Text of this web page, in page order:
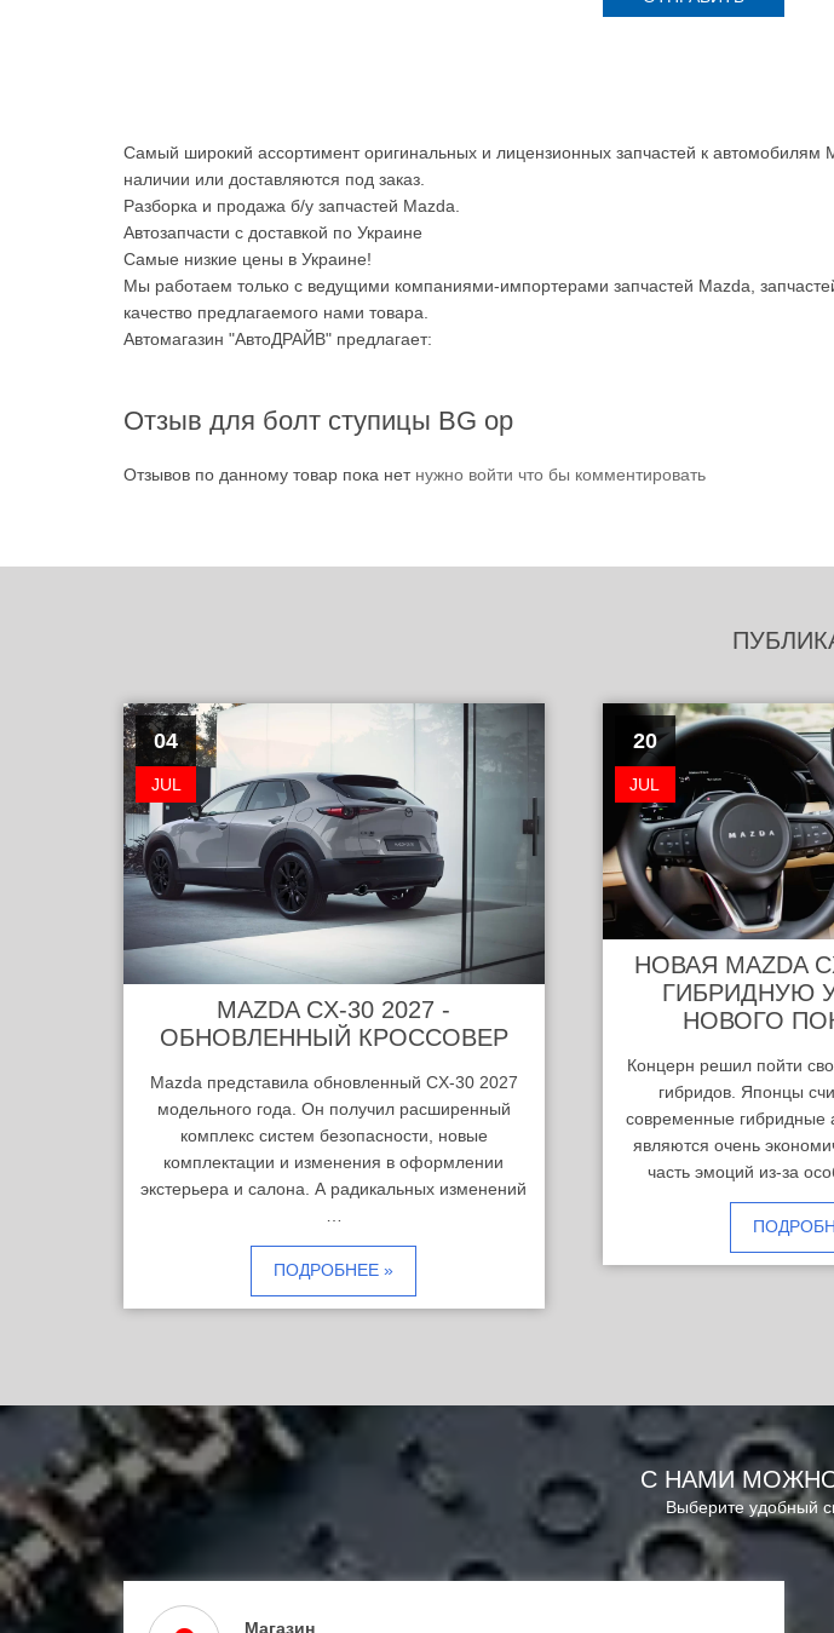
Самый широкий ассортимент оригинальных и лицензионных запчастей к автомобилям
наличии или доставляются под заказ.
Разборка и продажа б/у запчастей Mazda.
Автозапчасти с доставкой по Украине
Самые низкие цены в Украине!
Мы работаем только с ведущими компаниями-импортерами запчастей Mazda,
качество предлагаемого нами товара.
Автомагазин "АвтоДРАЙВ" предлагает:
Отзыв для болт ступицы BG ор
Отзывов по данному товар пока нет нужно войти что бы комментировать
04
JUL
MAZDA CX-30 2027 -
ОБНОВЛЕННЫЙ КРОССОВЕР
Mazda представила обновленный CX-30 2027
модельного года. Он получил расширенный
комплекс систем безопасности, новые
комплектации и изменения в оформлении
экстерьера и салона. А радикальных изменений
ПОДРОБНЕЕ »
20
JUL
НОВАЯ MAZDA
ГИБРИДНУЮ
НОВОГО
Концерн решил пойти
гибридов. Японцы
современные гибридные
являются очень
часть эмоций из-за
С НАМИ
Выберите удобный
Магазин